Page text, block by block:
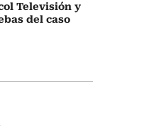
Televisión y
del caso